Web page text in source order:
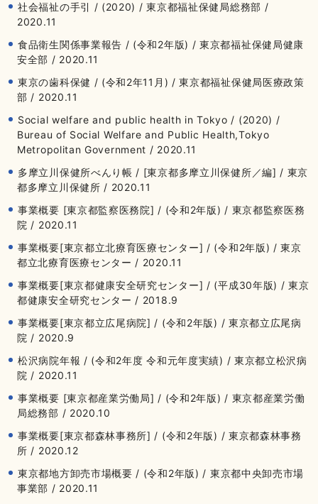
社会福祉の手引 / (2020) / 東京都福祉保健局総務部 /
2020.11
食品衛生関係事業報告 / (令和2年版) / 東京都福祉保健局健康
安全部 / 2020.11
東京の歯科保健 / (令和2年11月) / 東京都福祉保健局医療政策
部 / 2020.11
Social welfare and public health in Tokyo / (2020) /
Bureau of Social Welfare and Public Health,Tokyo
Metropolitan Government / 2020.11
多摩立川保健所べんり帳 / [東京都多摩立川保健所／編] / 東京
都多摩立川保健所 / 2020.11
事業概要 [東京都監察医務院] / (令和2年版) / 東京都監察医務
院 / 2020.11
事業概要[東京都立北療育医療センター] / (令和2年版) / 東京
都立北療育医療センター / 2020.11
事業概要[東京都健康安全研究センター] / (平成30年版) / 東京
都健康安全研究センター / 2018.9
事業概要[東京都立広尾病院] / (令和2年版) / 東京都立広尾病
院 / 2020.9
松沢病院年報 / (令和2年度 令和元年度実績) / 東京都立松沢病
院 / 2020.11
事業概要 [東京都産業労働局] / (令和2年版) / 東京都産業労働
局総務部 / 2020.10
事業概要[東京都森林事務所] / (令和2年版) / 東京都森林事務
所 / 2020.12
東京都地方卸売市場概要 / (令和2年版) / 東京都中央卸売市場
事業部 / 2020.11